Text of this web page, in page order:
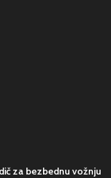
za bezbednu vožnju